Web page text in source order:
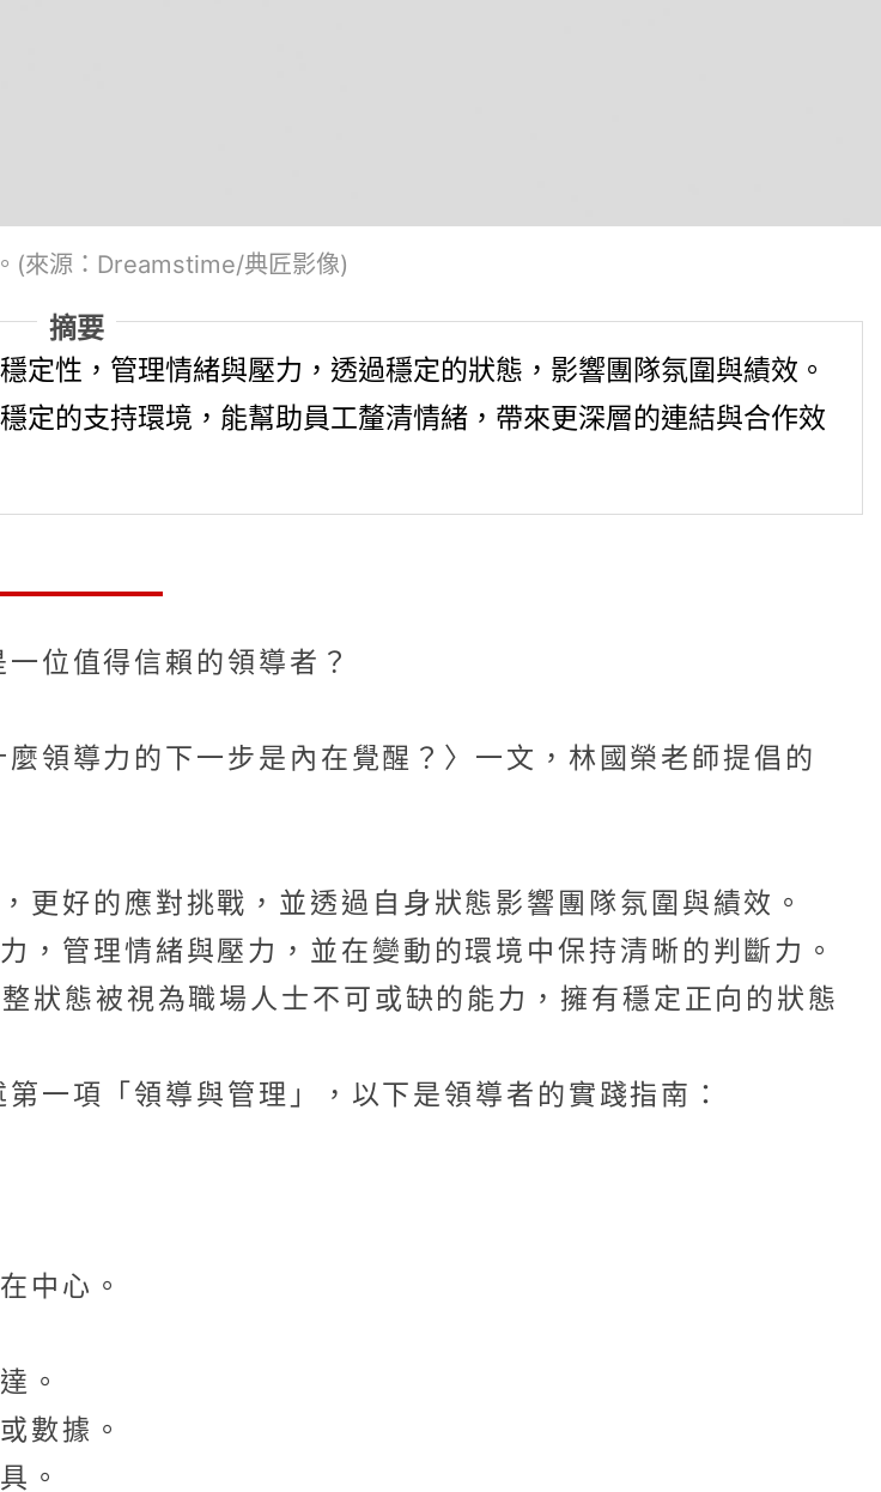
(來源：Dreamstime/典匠影像)
摘要
定性，管理情緒與壓力，透過穩定的狀態，影響團隊氛圍與績效。
定的支持環境，能幫助員工釐清情緒，帶來更深層的連結與合作效
位值得信賴的領導者？
領導力的下一步是內在覺醒？〉一文，林國榮老師提倡的
更好的應對挑戰，並透過自身狀態影響團隊氛圍與績效。
，管理情緒與壓力，並在變動的環境中保持清晰的判斷力。
狀態被視為職場人士不可或缺的能力，擁有穩定正向的狀態
一項「領導與管理」，以下是領導者的實踐指南：
中心。
。
數據。
。